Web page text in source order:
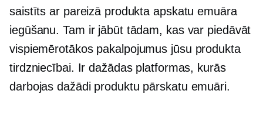
saistīts ar pareizā produkta apskatu emuāra
iegūšanu. Tam ir jābūt tādam, kas var piedāvāt
vispiemērotākos pakalpojumus jūsu produkta
tirdzniecībai. Ir dažādas platformas, kurās
darbojas dažādi produktu pārskatu emuāri.